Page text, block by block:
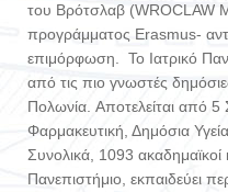
του Βρότσλαβ (WROCLAW
προγράμματος Εrasmus-
επιμόρφωση. Το Ιατρικό
από τις πιο γνωστές
Πολωνία. Αποτελείται από 5
Φαρμακευτική, Δημόσια
Συνολικά, 1093 ακαδημαϊκοί
Πανεπιστήμιο, εκπαιδεύει